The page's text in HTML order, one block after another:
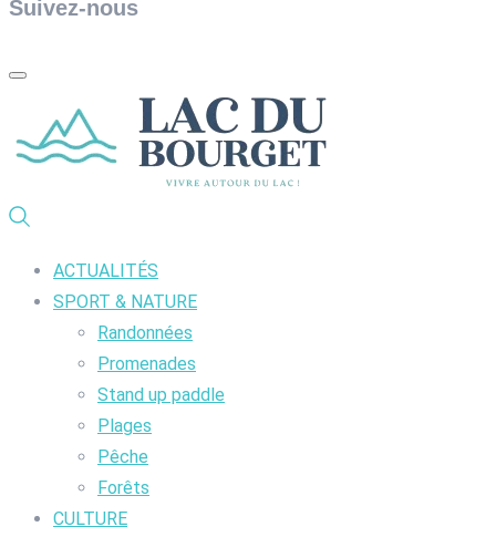
Suivez-nous
ACTUALITÉS
SPORT & NATURE
Randonnées
Promenades
Stand up paddle
Plages
Pêche
Forêts
CULTURE